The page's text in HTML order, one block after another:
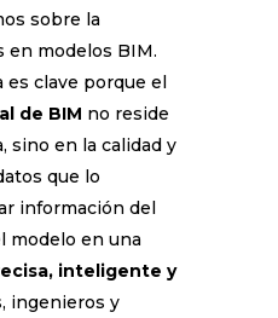
sobre la
en modelos BIM.
es clave porque el
de BIM no reside
sino en la calidad y
que lo
información del
modelo en una
inteligente y
ingenieros y